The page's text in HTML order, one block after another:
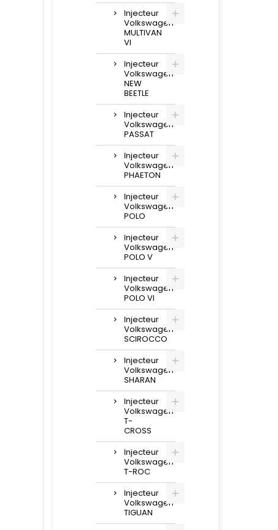
Injecteur
Volkswagen
MULTIVAN
VI
Injecteur
Volkswagen
NEW
BEETLE
Injecteur
Volkswagen
PASSAT
Injecteur
Volkswagen
PHAETON
Injecteur
Volkswagen
POLO
Injecteur
Volkswagen
POLO V
Injecteur
Volkswagen
POLO VI
Injecteur
Volkswagen
SCIROCCO
Injecteur
Volkswagen
SHARAN
Injecteur
Volkswagen
T-
CROSS
Injecteur
Volkswagen
T-ROC
Injecteur
Volkswagen
TIGUAN